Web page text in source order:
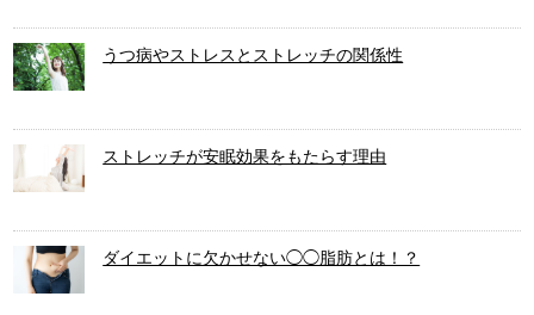
うつ病やストレスとストレッチの関係性
ストレッチが安眠効果をもたらす理由
ダイエットに欠かせない◯◯脂肪とは！？